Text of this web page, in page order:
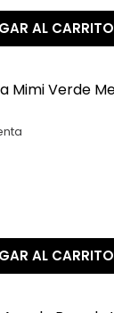
AL CARRITO
AL CARRITO